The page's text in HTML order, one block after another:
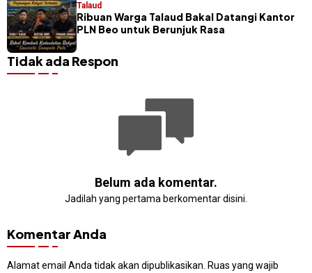
Talaud
Ribuan Warga Talaud Bakal Datangi Kantor
PLN Beo untuk Berunjuk Rasa
Tidak ada Respon
Belum ada komentar.
Jadilah yang pertama berkomentar disini.
Komentar Anda
Alamat email Anda tidak akan dipublikasikan. Ruas yang wajib